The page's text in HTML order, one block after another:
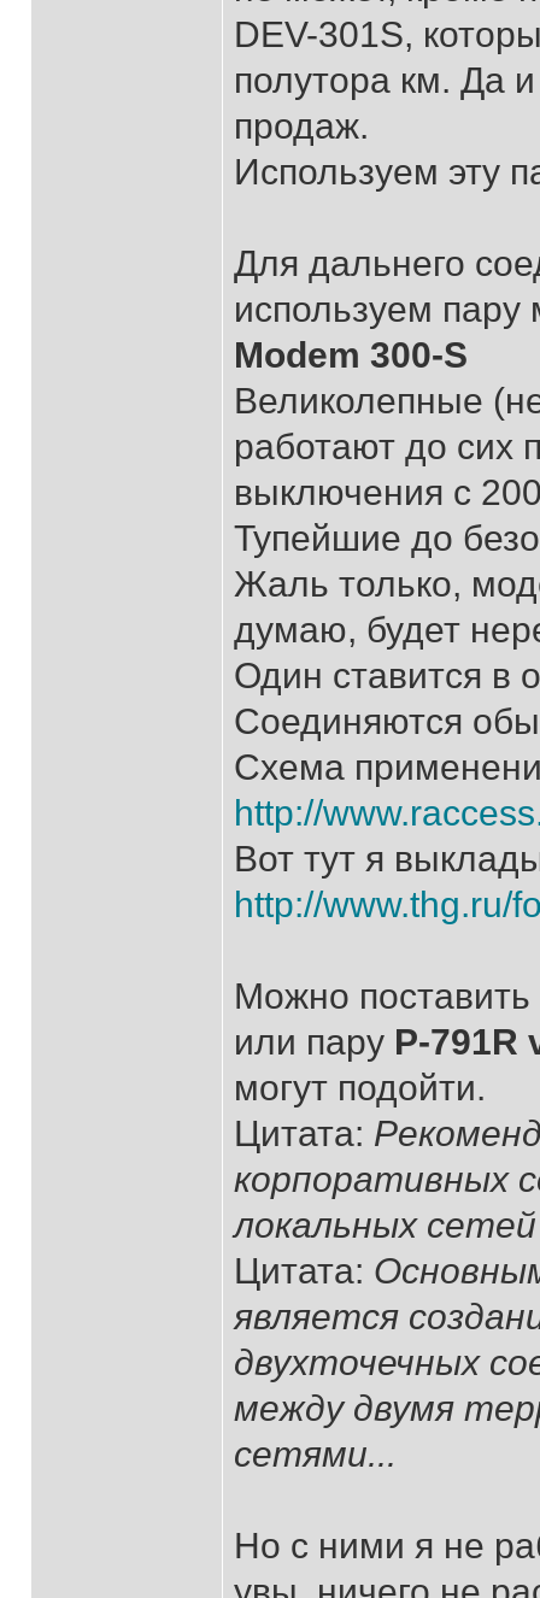
DEV-301S,
полутора км. Да
продаж.
Используем эту
Для дальнего
используем
Modem 300-S
Великолепные
работают до сих
выключения с
Тупейшие до
Жаль только,
думаю, будет
Один ставится в
Соединяются
Схема
http://
Вот тут я
http://www.thg.ru/
Можно
или пару P-791R
могут подойти.
Цитата:
корпоративных
локальных сетей
Цитата:
является
двухточечных
между двумя
сетями...
Но с ними я не